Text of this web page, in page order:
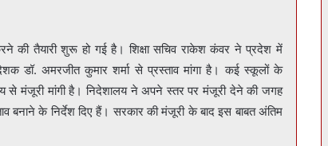
की तैयारी शुरू हो गई है। शिक्षा सचिव राकेश कंवर ने प्रदेश में
डॉ. अमरजीत कुमार शर्मा से प्रस्ताव मांगा है। कई स्कूलों के
से मंजूरी मांगी है। निदेशालय ने अपने स्तर पर मंजूरी देने की जगह
बनाने के निर्देश दिए हैं। सरकार की मंजूरी के बाद इस बाबत अंतिम